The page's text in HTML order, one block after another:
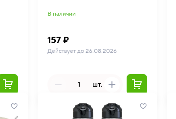
В наличии
157 ₽
Действует до 26.08.2026
шт.